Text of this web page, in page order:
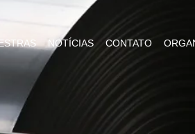
NOTÍCIAS CONTATO